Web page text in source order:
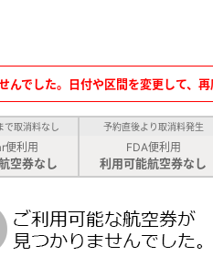
んでした。日付や区間を変更して、再
で取消料なし
便利用
空券なし
予約直後より取消料発生
FDA便利用
利用可能航空券なし